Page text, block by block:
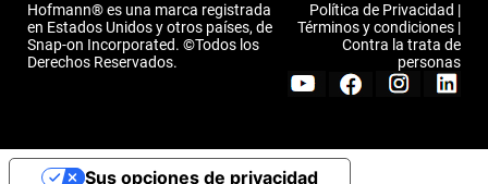
Hofmann® es una marca registrada
en Estados Unidos y otros países, de
Snap-on Incorporated. ©Todos los
Derechos Reservados.
Política de Privacidad |
Términos y condiciones |
Contra la trata de
personas
Sus opciones de privacidad